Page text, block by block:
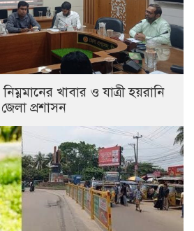
খাবার ও যাত্রী হয়রানি
প্রশাসন